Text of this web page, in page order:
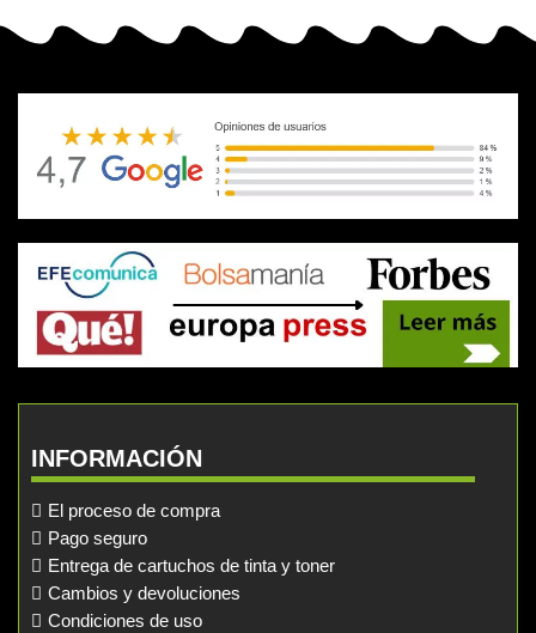
INFORMACIÓN
El proceso de compra
Pago seguro
Entrega de cartuchos de tinta y toner
Cambios y devoluciones
Condiciones de uso